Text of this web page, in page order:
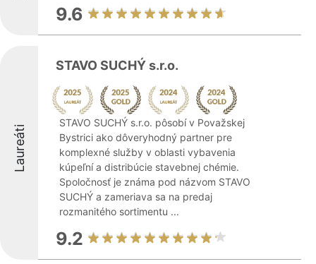
9.6
Laureáti
STAVO SUCHÝ s.r.o.
STAVO SUCHÝ s.r.o. pôsobí v Považskej
Bystrici ako dôveryhodný partner pre
komplexné služby v oblasti vybavenia
kúpeľní a distribúcie stavebnej chémie.
Spoločnosť je známa pod názvom STAVO
SUCHÝ a zameriava sa na predaj
rozmanitého sortimentu ...
9.2